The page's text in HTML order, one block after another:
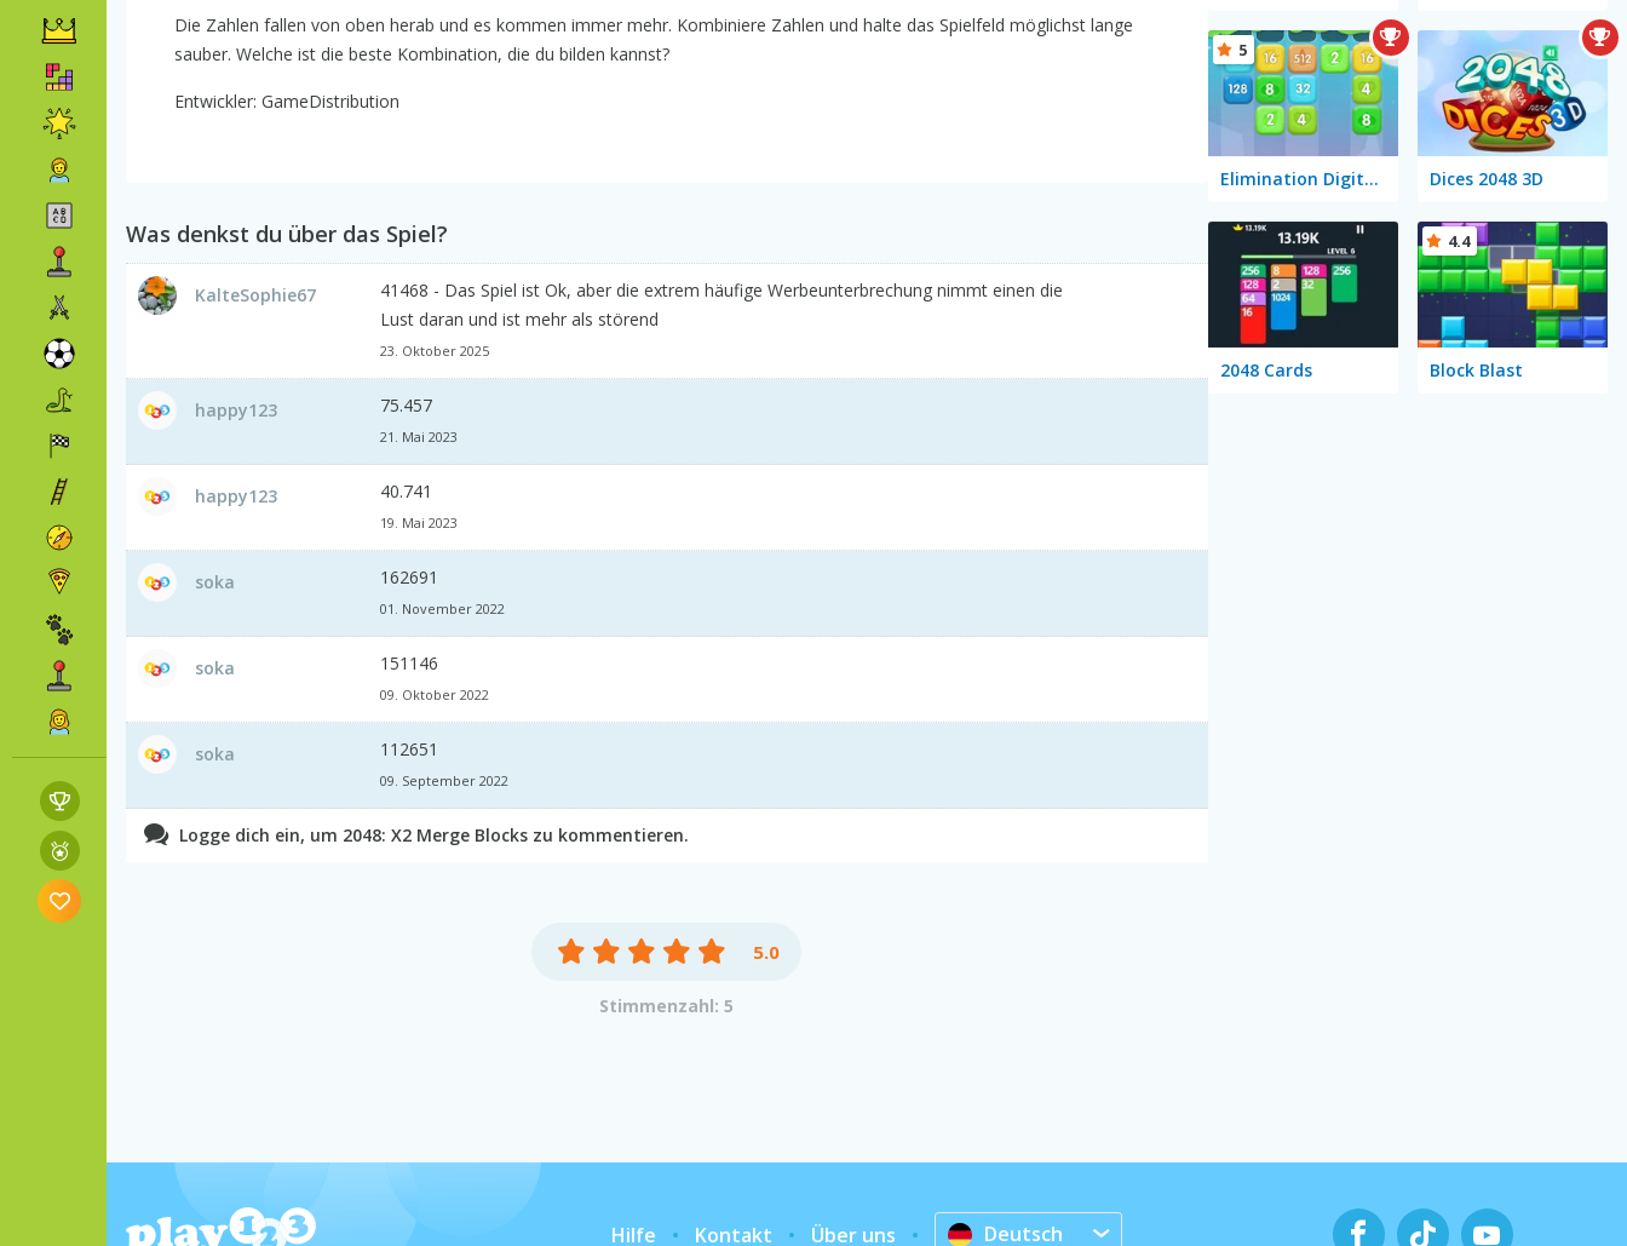
Die Zahlen fallen von oben herab und es kommen immer mehr. Kombiniere Zahlen und halte das Spielfeld möglichst lange
sauber. Welche ist die beste Kombination, die du bilden kannst?
Entwickler: GameDistribution
Was denkst du über das Spiel?
KalteSophie67
41468 - Das Spiel ist Ok, aber die extrem häufige Werbeunterbrechung nimmt einen die
Lust daran und ist mehr als störend
23. Oktober 2025
happy123 75.457
21. Mai 2023
happy123 40.741
19. Mai 2023
soka 162691
01. November 2022
soka 151146
09. Oktober 2022
soka 112651
09. September 2022
Logge dich ein, um 2048: X2 Merge Blocks zu kommentieren.
5.0
Stimmenzahl: 5
Elimination Digitale
5
Dices 2048 3D
2048 Cards Block Blast
4.4
Hilfe Kontakt Über uns Deutsch